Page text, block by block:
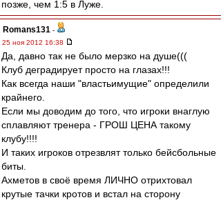
позже, чем 1:5 в Луже.
Romans131 -
25 ноя 2012 16:38
Да, давно так не было мерзко на душе(((
Клуб деградирует просто на глазах!!!
Как всегда наши "властьимущие" определили
крайнего.
Если мы доводим до того, что игроки внаглую
сплавляют тренера - ГРОШ ЦЕНА такому
клубу!!!!
И таких игроков отрезвлят только бейсбольные
биты.
Ахметов в своё время ЛИЧНО отрихтовал
крутые тачки кротов и встал на сторону